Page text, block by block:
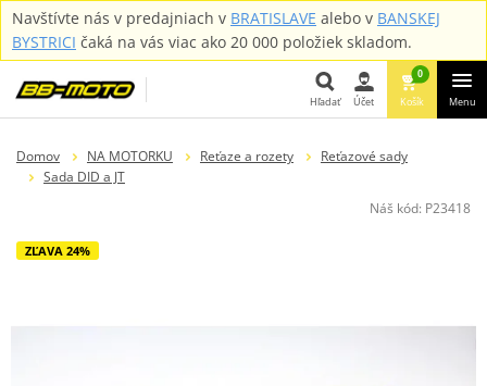
Navštívte nás v predajniach v BRATISLAVE alebo v BANSKEJ
BYSTRICI čaká na vás viac ako 20 000 položiek skladom.
Hľadať
Hľadať Účet
0
Košík Menu
Domov NA MOTORKU Reťaze a rozety
Reťazové sady
Sada DID a JT
Náš kód: P23418
ZĽAVA 24%